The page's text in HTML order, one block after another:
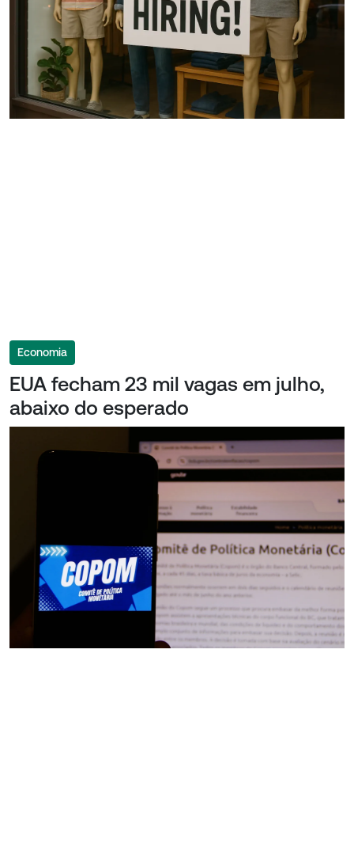
Economia
EUA fecham 23 mil vagas em julho,
abaixo do esperado